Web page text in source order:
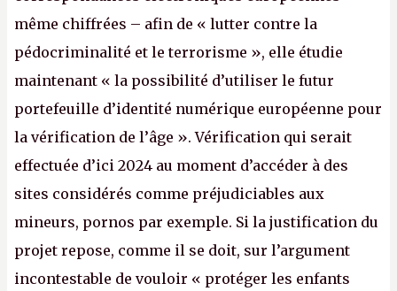
même chiffrées – afin de « lutter contre la
pédocriminalité et le terrorisme », elle étudie
maintenant « la possibilité d’utiliser le futur
portefeuille d’identité numérique européenne pour
la vérification de l’âge ». Vérification qui serait
effectuée d’ici 2024 au moment d’accéder à des
sites considérés comme préjudiciables aux
mineurs, pornos par exemple. Si la justification du
projet repose, comme il se doit, sur l’argument
incontestable de vouloir « protéger les enfants